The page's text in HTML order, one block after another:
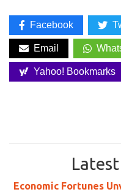
Facebook
Email
Yahoo! Bookmarks
Economic Fortunes